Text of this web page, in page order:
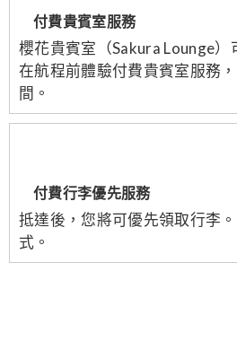
付費貴賓室服務
櫻花貴賓室（Sakura Lounge）
在航程前體驗付費貴賓室服務
間。
付費行李優先服務
抵達後，您將可優先領取行李
式。